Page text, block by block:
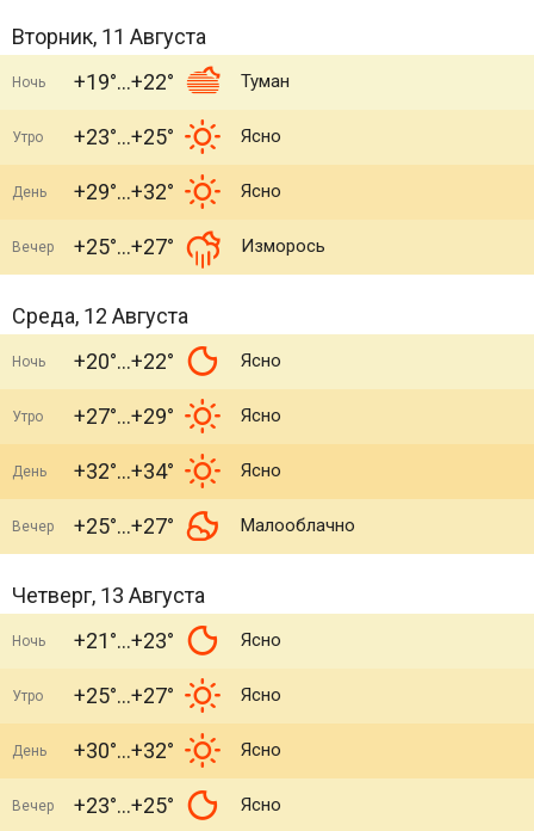
Вторник, 11 Августа
Ночь +19° +22° Туман
Утро +23° +25° Ясно
День +29° +32° Ясно
Вечер +25° +27° Изморось
Среда, 12 Августа
Ночь +20° +22° Ясно
Утро +27° +29° Ясно
День +32° +34° Ясно
Вечер +25° +27° Малооблачно
Четверг, 13 Августа
Ночь +21° +23° Ясно
Утро +25° +27° Ясно
День +30° +32° Ясно
Вечер +23° +25° Ясно